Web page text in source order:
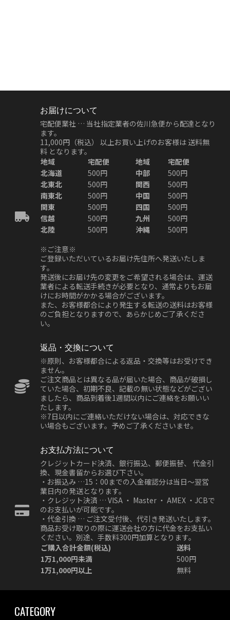
お届けについて
宅配便業社 … 当社指定業者の佐川急便から配達となり
ます。
11,000円（税込）
以上お買い上げのお客様は 送料無
料 となります。
地域
宅配便 地域
宅配便
北海道
500円 中部
500円
北東北
500円 関西
500円
南東北
500円 中国
500円
関東
500円 四国
500円
信越
500円 九州
500円
北陸
500円 沖縄
500円
※ご注意※
ご登録いただいているお届け先住所へ発送いたしま
す。
発送後にお届け先の変更をご希望される場合は、運送
業者による転送手続きが必要となり、通常よりもお届
けにお時間がかかる場合がございます。
また、お客様都合により発生する転送の送料はお客様
のご負担となりますので、あらかじめご了承くださ
い。
返品・交換について
※原則、お客様都合による返品・交換等はお受けでき
ません。
ご注文商品とは異なる品が届いた場合、商品が破損し
ていた場合、初期不良、記載の無い状態などがござい
ましたら、商品到着後1週間以内にご連絡をお願いい
たします。
※7日以内にご連絡いただけない場合は、対応できな
い場合もございます。予めご了承くださいませ。
お支払方法について
クレジットカード決済、銀行振込、郵便振替、 代金引
換、現金書留からお選び下さい。
・お振込み …15：00までの入金確認分は当日～翌営
業日内の発送となります。
・クレジット決済 … VISA ・ Master ・ AMEX ・JCBで
のお支払いが可能です。
・代金引換 … ご注文受付後、代引き発送いたします。
商品お受け取りの際に運送会社の方に代金をお支払い
ください。別途、手数料300円加算となります。
ご購入合計金額(税込)
送料
1万1,000円未満
500円
1万1,000円以上
無料
CATEGORY